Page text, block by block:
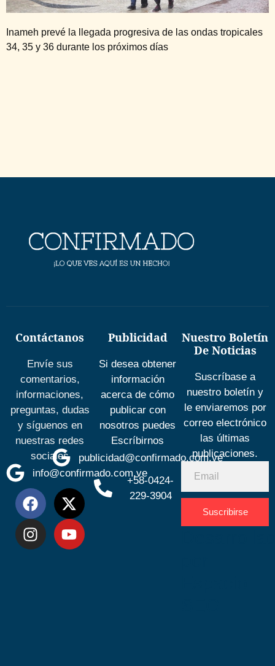
Inameh prevé la llegada progresiva de las ondas tropicales
34, 35 y 36 durante los próximos días
Contáctanos
Envíe sus
comentarios,
informaciones,
preguntas, dudas
y síguenos en
nuestras redes
sociales
info@confirmado.com.ve
Publicidad
Si desea obtener
información
acerca de cómo
publicar con
nosotros puedes
Escríbirnos
publicidad@confirmado.com.ve
+58-0424-
229-3904
Nuestro Boletín
De Noticias
Suscríbase a
nuestro boletín y
le enviaremos por
correo electrónico
las últimas
publicaciones.
Suscribirse